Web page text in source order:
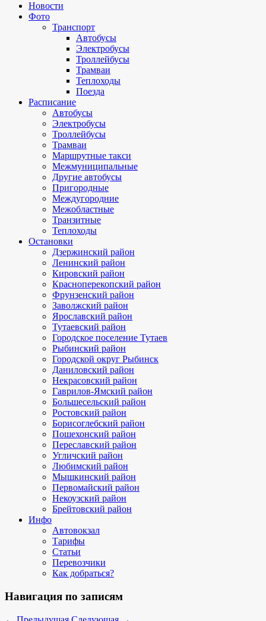
Новости
Фото
Транспорт
Автобусы
Электробусы
Троллейбусы
Трамваи
Теплоходы
Поезда
Расписание
Автобусы
Электробусы
Троллейбусы
Трамваи
Маршрутные такси
Межмуниципальные
Другие автобусы
Пригородные
Междугородние
Межобластные
Транзитные
Теплоходы
Остановки
Дзержинский район
Ленинский район
Кировский район
Красноперекопский район
Фрунзенский район
Заволжский район
Ярославский район
Тутаевский район
Городское поселение Тутаев
Рыбинский район
Городской округ Рыбинск
Даниловский район
Некрасовский район
Гаврилов-Ямский район
Большесельский район
Ростовский район
Борисоглебский район
Пошехонский район
Переславский район
Угличский район
Любимский район
Мышкинский район
Первомайский район
Некоузский район
Брейтовский район
Инфо
Автовокзал
Тарифы
Статьи
Перевозчики
Как добраться?
Навигация по записям